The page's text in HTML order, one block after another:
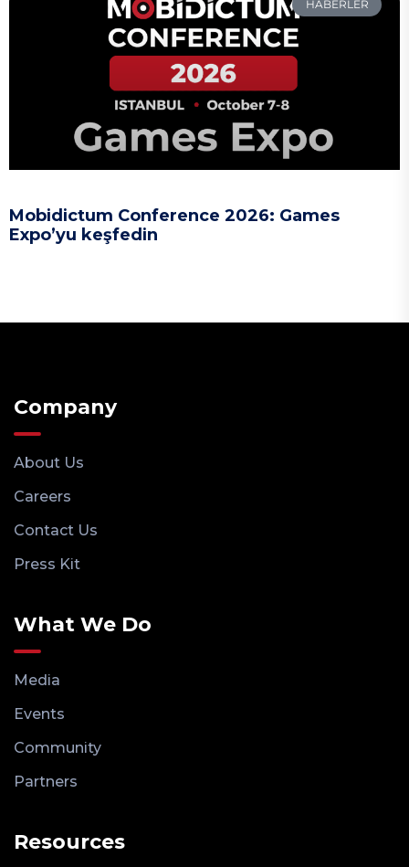
HABERLER
Mobidictum Conference 2026: Games
Expo’yu keşfedin
Company
About Us
Careers
Contact Us
Press Kit
What We Do
Media
Events
Community
Partners
Resources